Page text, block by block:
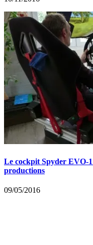
Le cockpit Spyder EVO-
productions
09/05/2016